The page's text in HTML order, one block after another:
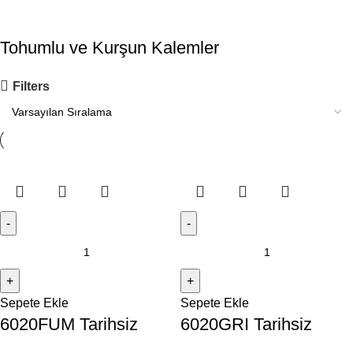
Tohumlu ve Kurşun Kalemler
Filters
Sepete Ekle
6020FUM Tarihsiz
Sepete Ekle
6020GRI Tarihsiz